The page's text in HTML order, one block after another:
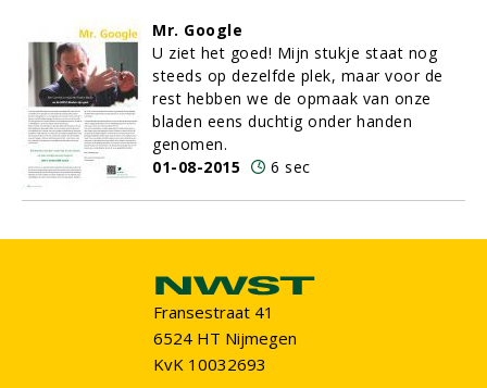
Mr. Google
U ziet het goed! Mijn stukje staat nog
steeds op dezelfde plek, maar voor de
rest hebben we de opmaak van onze
bladen eens duchtig onder handen
genomen.
01-08-2015
6 sec
Fransestraat 41
6524 HT Nijmegen
KvK 10032693